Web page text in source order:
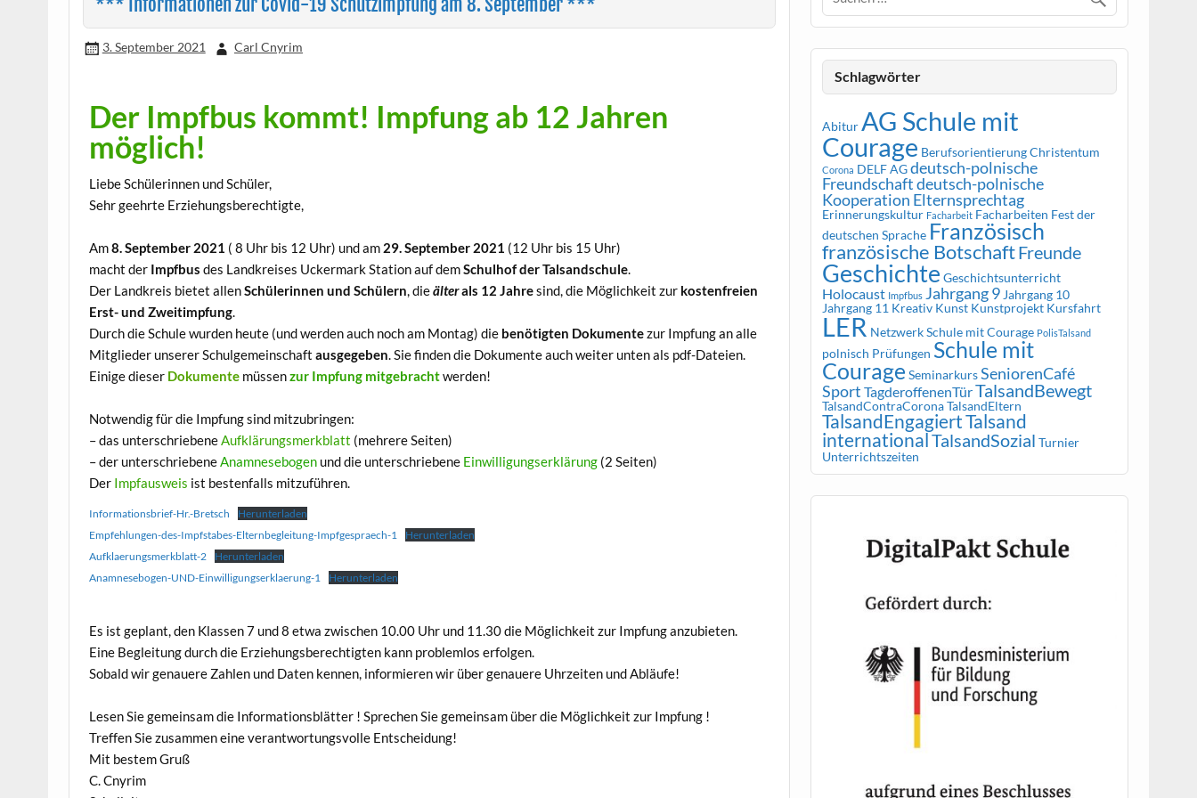
3. September 2021 Carl Cnyrim
Der Impfbus kommt! Impfung ab 12 Jahren
möglich!
Liebe Schülerinnen und Schüler,
Sehr geehrte Erziehungsberechtigte,
Am8. September 2021 ( 8 Uhr bis 12 Uhr) und am 29. September 2021 (12 Uhr bis 15 Uhr)
macht der Impfbus des Landkreises Uckermark Station auf demSchulhof der Talsandschule.
Der Landkreis bietet allenSchülerinnen und Schülern, dieälterals 12 Jahresind, die Möglichkeit zur kostenfreien
Erst- und Zweitimpfung.
Durch die Schule wurden heute (und werden auch noch am Montag) die benötigten Dokumentezur Impfung an alle
Mitglieder unserer Schulgemeinschaftausgegeben. Sie finden die Dokumente auch weiter unten als pdf-Dateien.
Einige dieser Dokumente müssenzur Impfung mitgebrachtwerden!
Notwendig für die Impfung sind mitzubringen:
– das unterschriebeneAufklärungsmerkblatt (mehrere Seiten)
– der unterschriebeneAnamnesebogen und die unterschriebene Einwilligungserklärung (2 Seiten)
Der Impfausweis ist bestenfalls mitzuführen.
Informationsbrief-Hr.-Bretsch
Herunterladen
Empfehlungen-des-Impfstabes-Elternbegleitung-Impfgespraech-1
Herunterladen
Aufklaerungsmerkblatt-2
Herunterladen
Anamnesebogen-UND-Einwilligungserklaerung-1
Herunterladen
Es ist geplant, den Klassen 7 und 8 etwa zwischen 10.00 Uhr und 11.30 die Möglichkeit zur Impfung anzubieten.
Eine Begleitung durch die Erziehungsberechtigten kann problemlos erfolgen.
Sobald wir genauere Zahlen und Daten kennen, informieren wir über genauere Uhrzeiten und Abläufe!
Lesen Sie gemeinsam die Informationsblätter ! Sprechen Sie gemeinsam über die Möglichkeit zur Impfung !
Treffen Sie zusammen eine verantwortungsvolle Entscheidung!
Mit bestem Gruß
C. Cnyrim
Schlagwörter
AbiturAG Schule mit
Courage BerufsorientierungChristentum
Corona DELF AGdeutsch-polnische
Freundschaftdeutsch-polnische
Kooperation Elternsprechtag
Erinnerungskultur Facharbeit Facharbeiten Fest der
deutschen Sprache Französisch
französische BotschaftFreunde
Geschichte Geschichtsunterricht
Holocaust Impfbus Jahrgang 9 Jahrgang 10
Jahrgang 11 Kreativ Kunst Kunstprojekt Kursfahrt
LER Netzwerk Schule mit Courage PolisTalsand
polnisch Prüfungen Schule mit
Courage SeminarkursSeniorenCafé
Sport TagderoffenenTürTalsandBewegt
TalsandContraCoronaTalsandEltern
TalsandEngagiertTalsand
internationalTalsandSozial Turnier
Unterrichtszeiten